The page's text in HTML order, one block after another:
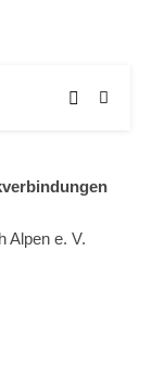
Alpen e. V.